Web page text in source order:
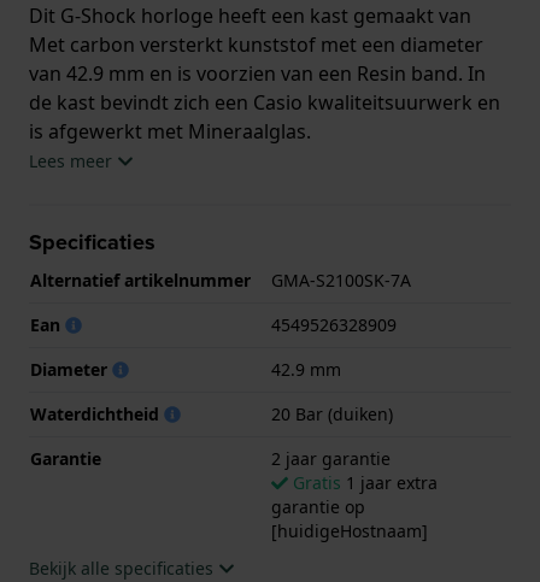
Dit G-Shock horloge heeft een kast gemaakt van
Met carbon versterkt kunststof met een diameter
van 42.9 mm en is voorzien van een Resin band. In
de kast bevindt zich een Casio kwaliteitsuurwerk en
is afgewerkt met Mineraalglas.
horloge geleverd met 2 jaar garantie.
Lees meer
Specificaties
Alternatief artikelnummer
GMA-S2100SK-7A
Ean
4549526328909
Diameter
42.9 mm
Waterdichtheid
20 Bar (duiken)
Garantie
2 jaar garantie
Gratis 1 jaar extra
garantie op
[huidigeHostnaam]
Bekijk alle specificaties